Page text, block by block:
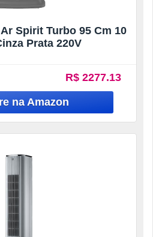
Spirit Turbo 95 Cm 10
Prata 220V
R$ 2277.13